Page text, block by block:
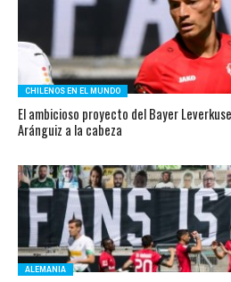
CHILENOS EN EL MUNDO
El ambicioso proyecto del Bayer
Aránguiz a la cabeza
ALEMANIA